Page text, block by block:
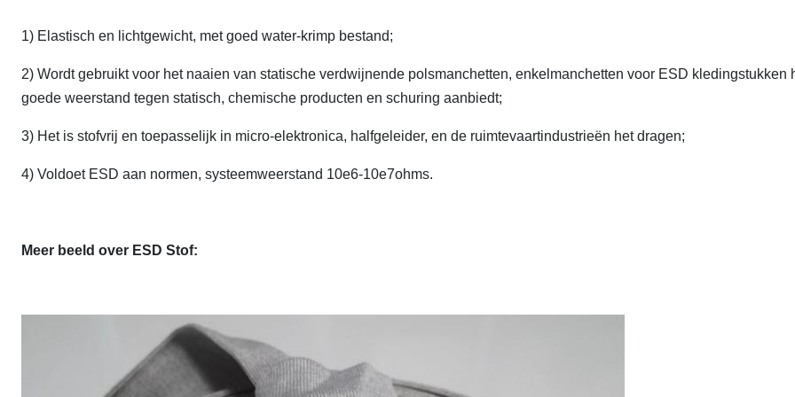
1) Elastisch en lichtgewicht, met goed water-krimp bestand;
2) Wordt gebruikt voor het naaien van statische verdwijnende polsmanchetten, enkelmanchetten voor ESD kledingstukken
goede weerstand tegen statisch, chemische producten en schuring aanbiedt;
3) Het is stofvrij en toepasselijk in micro-elektronica, halfgeleider, en de ruimtevaartindustrieën het dragen;
4) Voldoet ESD aan normen, systeemweerstand 10e6-10e7ohms.
Meer beeld over ESD Stof: